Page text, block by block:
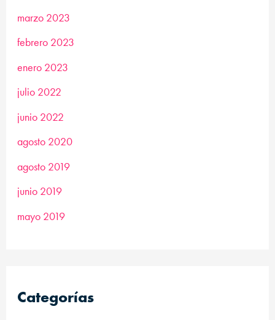
marzo 2023
febrero 2023
enero 2023
julio 2022
junio 2022
agosto 2020
agosto 2019
junio 2019
mayo 2019
Categorías